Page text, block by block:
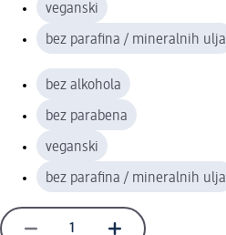
veganski
bez parafina / mineralnih ulja
bez alkohola
bez parabena
veganski
bez parafina / mineralnih ulja